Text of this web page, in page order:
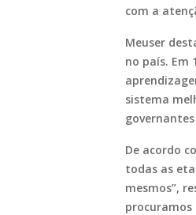
com a
Meuser
no país. Em
sistema
De acordo
todas as
mesmos”,
procuramos